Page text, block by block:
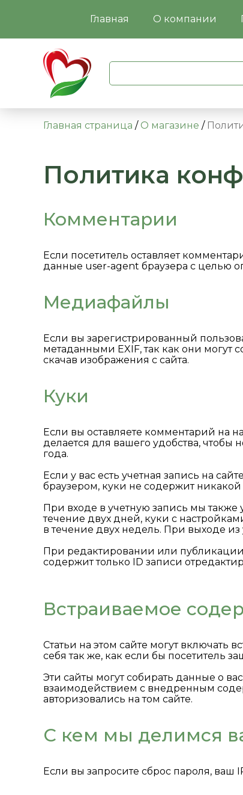
Главная О компании
Главная страница / О магазине /
Политика
Комментарии
Если посетитель оставляет
данные user-agent браузера с целью
Медиафайлы
Если вы зарегистрированный
метаданными EXIF, так как они могут
скачав изображения с сайта.
Куки
Если вы оставляете комментарий на
делается для вашего удобства,
года.
Если у вас есть учетная запись на
браузером, куки не содержит
При входе в учетную запись мы также
течение двух дней, куки с
в течение двух недель. При выходе
При редактировании или публикации
содержит только ID записи
Встраиваемое
Статьи на этом сайте могут
себя так же, как если бы посетитель
Эти сайты могут собирать данные о
взаимодействием с внедренным
авторизовались на том сайте.
С кем мы делимся
Если вы запросите сброс пароля, ваш